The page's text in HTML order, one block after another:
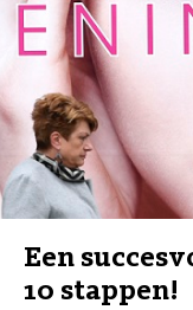
Een
10 stappen!